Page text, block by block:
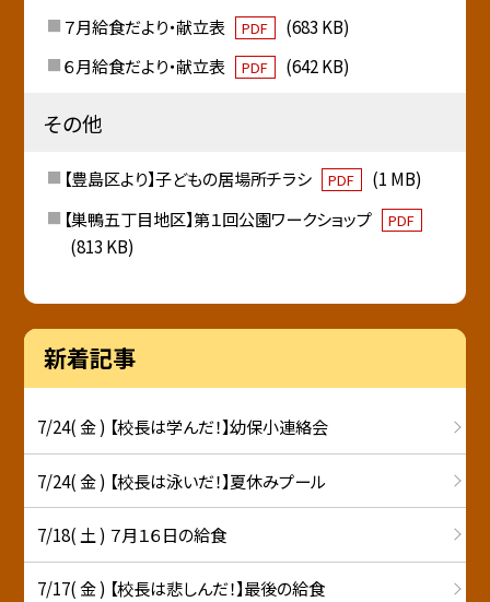
７月給食だより・献立表 PDF
(683 KB)
６月給食だより・献立表
PDF (642 KB)
その他
【豊島区より】子どもの居場所チラシ PDF
(1 MB)
【巣鴨五丁目地区】第１回公園ワークショップ
PDF
(813 KB)
新着記事
7/24( 金 ) 【校長は学んだ！】幼保小連絡会
7/24( 金 ) 【校長は泳いだ！】夏休みプール
7/18( 土 ) ７月１６日の給食
7/17( 金 ) 【校長は悲しんだ！】最後の給食